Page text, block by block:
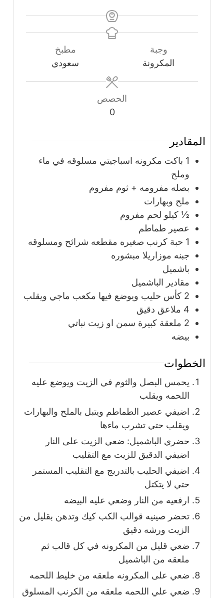
وجبة
المكرونة
مطبخ
سعودي
الحصص
0
المقادير
1 باكت مكرونه اسباجيتي مسلوقه في ماء
وملح
بصله مفرومه + ثوم مفروم
ملح وبهارات
½ كيلو لحم مفروم
عصير طماطم
1 حبة كرنب صغيره مقطعه شرائح ومسلوقه
جبنه موزاريلا مبشوره
باشميل
مقادير الباشميل
2 كأس حليب ويوضع فيها مكعب ماجي ويقلب
4 ملاعق دقيق
2 ملعقة كبيرة سمن او زيت نباتي
بيضه
الخطوات
يحمس البصل والثوم في الزيت ويوضع عليه
اللحمه ويقلب
اضيفي عصير الطماطم ويتبل بالملح والبهارات
ويقلب حتي تشرب ماءها
حضري الباشميل: ضعي الزيت على النار
اضيفي الدقيق للزيت مع التقليب
اضيفي الحليب بالتدريج مع التقليب المستمر
حتي لا يتكتل
ارفعيه من النار وضعي عليه البيضه
تحضر صينيه قوالب الكب كيك وتدهن بقليل من
الزيت ورشه دقيق
ضعي قليل من المكرونه في كل قالب ثم
ملعقه من الباشميل
ضعي على المكرونه ملعقه من خليط اللحمه
ضعي علي اللحمه ملعقه من الكرنب المسلوق